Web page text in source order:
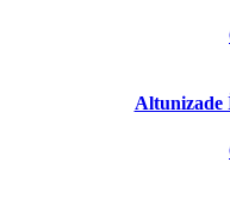
Altunizade